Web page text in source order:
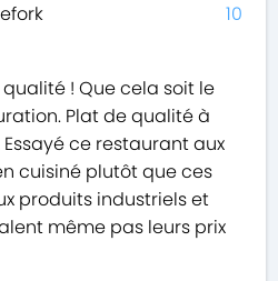
! Que cela soit le
Plat de qualité à
ce restaurant aux
cuisiné plutôt que ces
produits industriels et
même pas leurs prix
10